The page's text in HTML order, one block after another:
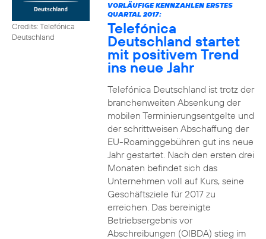
Credits: Telefónica
Deutschland
VORLÄUFIGE KENNZAHLEN ERSTES
QUARTAL 2017:
Telefónica
Deutschland startet
mit positivem Trend
ins neue Jahr
Telefónica Deutschland ist trotz der
branchenweiten Absenkung der
mobilen Terminierungsentgelte und
der schrittweisen Abschaffung der
EU-Roaminggebühren gut ins neue
Jahr gestartet. Nach den ersten drei
Monaten befindet sich das
Unternehmen voll auf Kurs, seine
Geschäftsziele für 2017 zu
erreichen. Das bereinigte
Betriebsergebnis vor
Abschreibungen (OIBDA) stieg im